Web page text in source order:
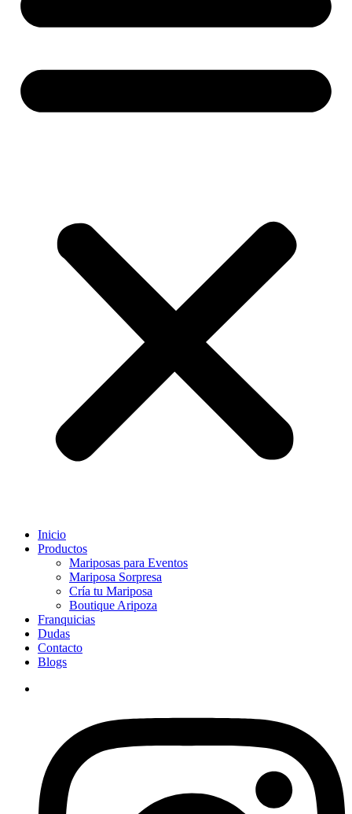
Inicio
Productos
Mariposas para Eventos
Mariposa Sorpresa
Cría tu Mariposa
Boutique Aripoza
Franquicias
Dudas
Contacto
Blogs